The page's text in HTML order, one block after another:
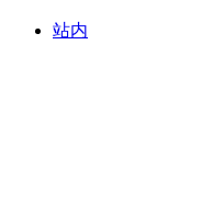
站内